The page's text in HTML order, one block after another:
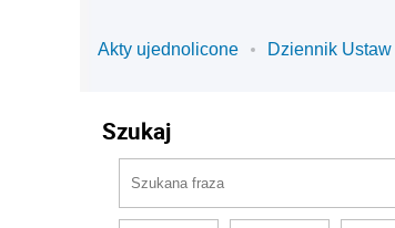
Akty ujednolicone Dziennik Ustaw
Szukaj